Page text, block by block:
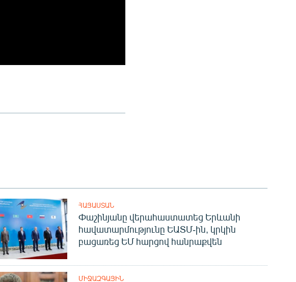
ՀԱՅԱՍՏԱՆ
Փաշինյանը վերահաստատեց Երևանի
հավատարմությունը ԵԱՏՄ-ին, կրկին
բացառեց ԵՄ հարցով հանրաքվեն
ՄԻՋԱԶԳԱՅԻՆ